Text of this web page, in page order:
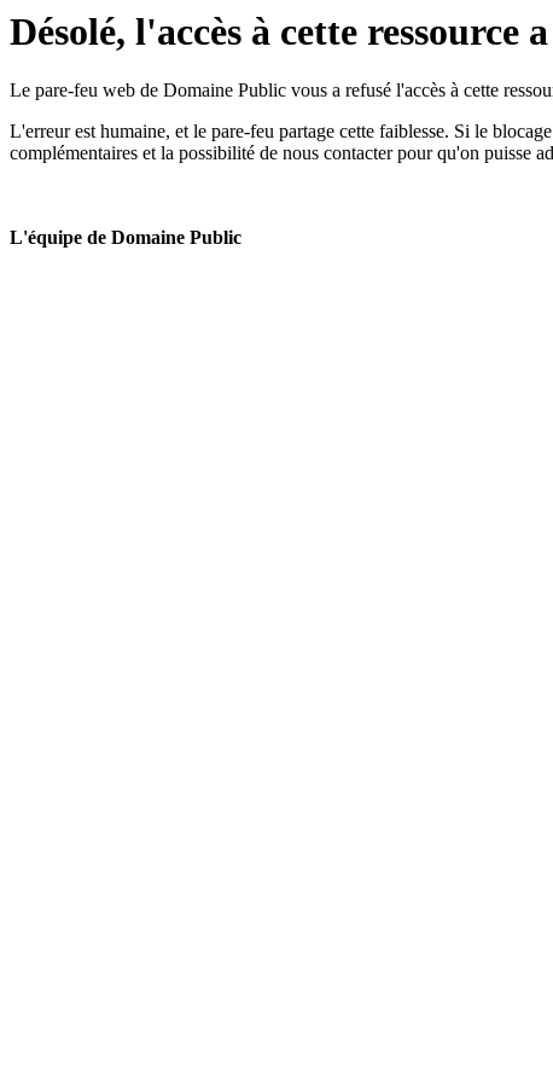
Désolé, l'accès à cette ressource
Le pare-feu web de Domaine Public vous a refusé l'accès à cette
L'erreur est humaine, et le pare-feu partage cette faiblesse. Si le
complémentaires et la possibilité de nous contacter pour qu'on puisse
L'équipe de Domaine Public